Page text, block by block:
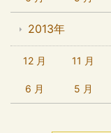
2013年
12 月 11 月
6 月 5 月